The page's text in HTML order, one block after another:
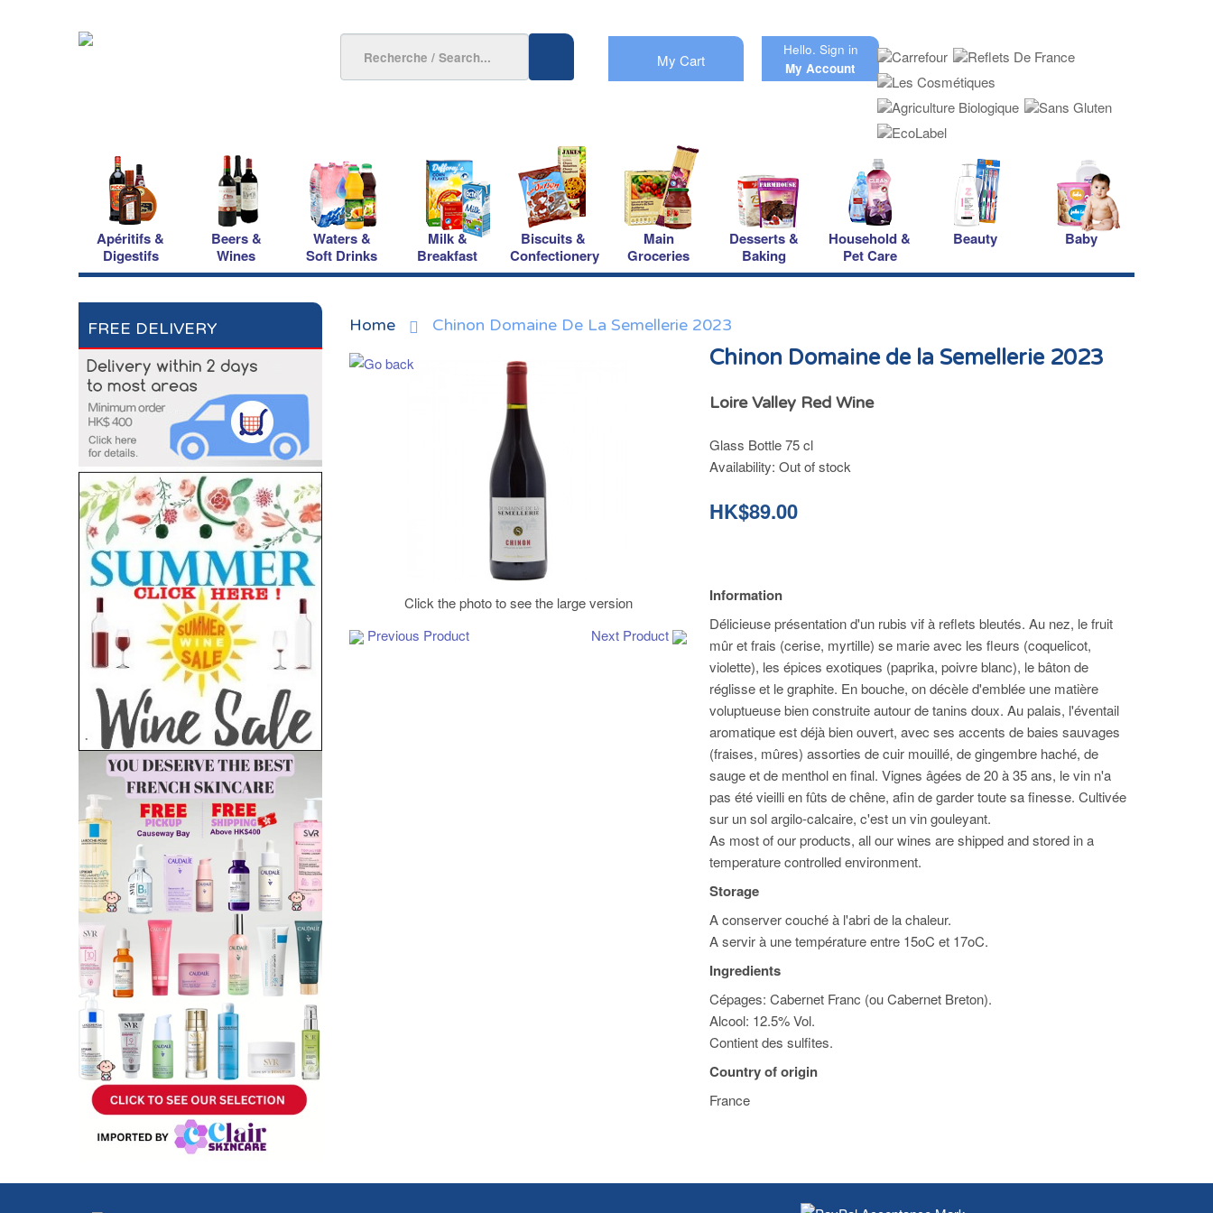
My Cart
Hello. Sign in
My Account
Apéritifs &
Digestifs
Beers &
Wines
Waters &
Soft Drinks
Milk &
Breakfast
Biscuits &
Confectionery
Main
Groceries
Desserts &
Baking
Household &
Pet Care
Beauty Baby
FREE DELIVERY Home Chinon Domaine De La Semellerie 2023
Click the photo to see the large version
Previous Product
Next Product
Chinon Domaine de la Semellerie 2023
Loire Valley Red Wine
Glass Bottle 75 cl
Availability:Out of stock
HK$89.00
Information
Délicieuse présentation d'un rubis vif à reflets bleutés. Au nez, le fruit
mûr et frais (cerise, myrtille) se marie avec les fleurs (coquelicot,
violette), les épices exotiques (paprika, poivre blanc), le bâton de
réglisse et le graphite. En bouche, on décèle d'emblée une matière
voluptueuse bien construite autour de tanins doux. Au palais, l'éventail
aromatique est déjà bien ouvert, avec ses accents de baies sauvages
(fraises, mûres) assorties de cuir mouillé, de gingembre haché, de
sauge et de menthol en final. Vignes âgées de 20 à 35 ans, le vin n'a
pas été vieilli en fûts de chêne, afin de garder toute sa finesse. Cultivée
sur un sol argilo-calcaire, c'est un vin gouleyant.
As most of our products, all our wines are shipped and stored in a
temperature controlled environment.
Storage
A conserver couché à l'abri de la chaleur.
A servir à une température entre 15oC et 17oC.
Ingredients
Cépages: Cabernet Franc (ou Cabernet Breton).
Alcool: 12.5% Vol.
Contient des sulfites.
Country of origin
France